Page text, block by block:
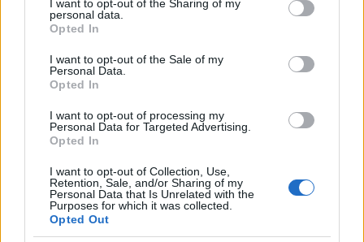
not limited to your visit or usage behaviour. You may click to
grant or deny consent to Google and its third-party tags to
use your data for below specified purposes in below Google
consent section.
I want to opt-out of the Sharing of my
personal data.
Opted In
I want to opt-out of the Sale of my
Personal Data.
Opted In
I want to opt-out of processing my
Personal Data for Targeted Advertising.
Opted In
I want to opt-out of Collection, Use,
Retention, Sale, and/or Sharing of my
Personal Data that Is Unrelated with the
Purposes for which it was collected.
Opted Out